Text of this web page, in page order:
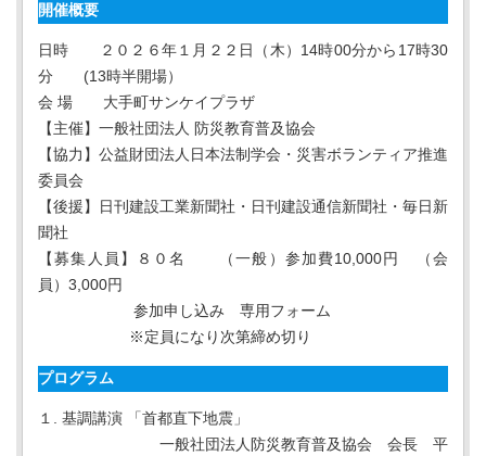
開催概要
日時 ２０２６年１⽉２２⽇（木）14時00分から17時30
分 (13時半開場）
会 場 大⼿町サンケイプラザ
【主催】⼀般社団法⼈ 防災教育普及協会
【協⼒】公益財団法⼈⽇本法制学会・災害ボランティア推進
委員会
【後援】⽇刊建設工業新聞社・⽇刊建設通信新聞社・毎⽇新
聞社
【募集⼈員】８０名 （⼀般）参加費10,000円 （会
員）3,000円
参加申し込み 専用フォーム
※定員になり次第締め切り
プログラム
１. 基調講演 「首都直下地震」
一般社団法人防災教育普及協会 会長 平